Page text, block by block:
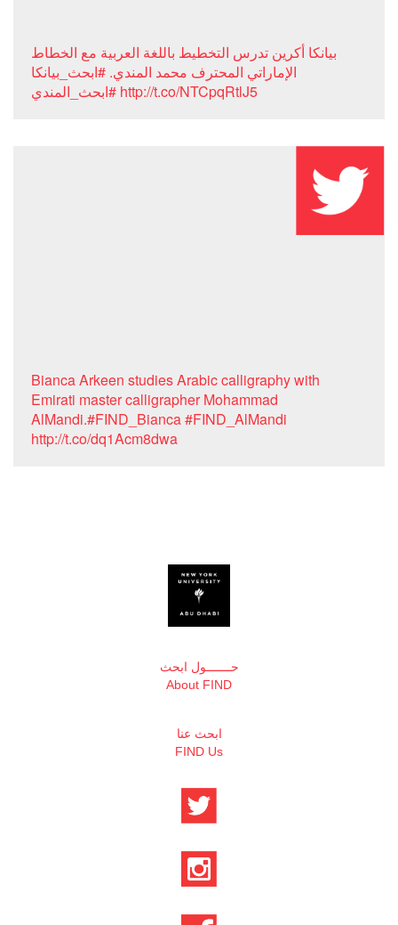
بيانكا أكرين تدرس التخطيط باللغة العربية مع الخطاط
الإماراتي المحترف محمد المندي. #ابحث_بيانكا
#ابحث_المندي http://t.co/NTCpqRtlJ5
Bianca Arkeen studies Arabic calligraphy with
Emirati master calligrapher Mohammad
AlMandi.#FIND_Bianca #FIND_AlMandi
http://t.co/dq1Acm8dwa
حـــــــول ابحث
About FIND
ابحث عنا
FIND Us